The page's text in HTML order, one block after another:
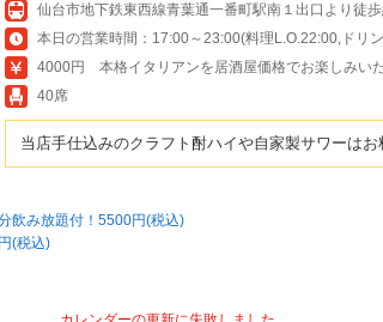
本日の営業時間：17:00～23:00(料理L.O.22:00,ドリ
4000円 本格イタリアンを居酒屋価格でお楽しみい
40席
当店手仕込みのクラフト酎ハイや自家製サワーは
飲み放題付！5500円(税込)
(税込)